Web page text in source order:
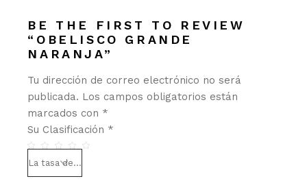
BE THE FIRST TO REVIEW
“OBELISCO GRANDE
NARANJA”
Tu dirección de correo electrónico no será
publicada. Los campos obligatorios están
marcados con *
Su Clasificación *